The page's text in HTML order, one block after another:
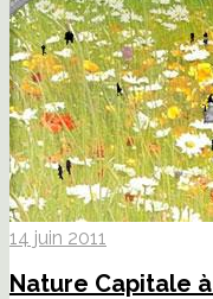
14 juin 2011
Nature Capitale